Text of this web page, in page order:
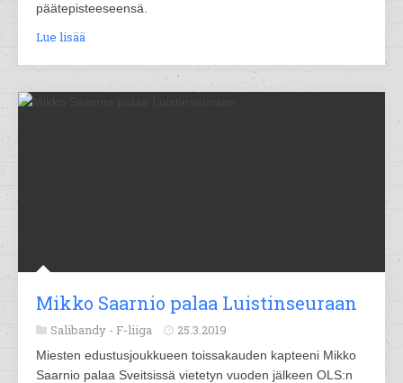
päätepisteeseensä.
Lue lisää
Mikko Saarnio palaa Luistinseuraan
Salibandy - F-liiga 25.3.2019
Miesten edustusjoukkueen toissakauden kapteeni Mikko
Saarnio palaa Sveitsissä vietetyn vuoden jälkeen OLS:n